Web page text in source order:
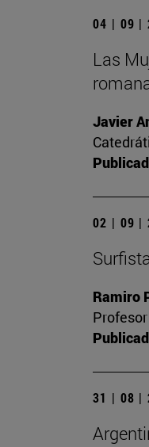
04 | 09 |
Las
Javier
02 | 09 |
Ramiro
31 | 08 |